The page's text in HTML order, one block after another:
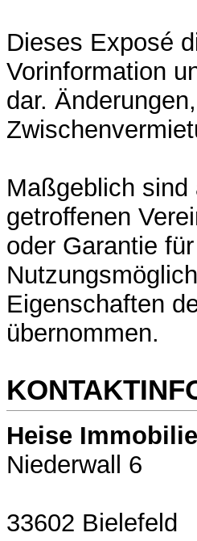
Dieses Exposé
Vorinformation
dar.
Maßgeblich
getroffenen
oder Garantie
Eigenschaften
übernommen.
Heise
Niederwall 6
33602 Bielefeld